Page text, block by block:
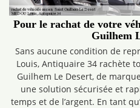
Pour le rachat de votre
Guilhem
Sans aucune condition de
Louis, Antiquaire 34 rachète
Guilhem Le Desert, de
une solution sécurisée et
temps et de l’argent. En tant